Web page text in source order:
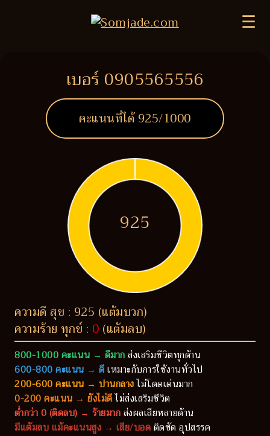
☰
เบอร์ 0905565556
คะแนนที่ได้925/1000
925
ความดี สุข : 925 (แต้มบวก)
ความร้าย ทุกข์ : 0 (แต้มลบ)
800-1000 คะแนน → ดีมากส่งเสริมชีวิตทุกด้าน
600-800 คะแนน → ดีเหมาะกับการใช้งานทั่วไป
200-600 คะแนน → ปานกลางไม่โดดเด่นมาก
0-200 คะแนน → ยังไม่ดีไม่ส่งเสริมชีวิต
ต่ำกว่า 0 (ติดลบ) → ร้ายมากส่งผลเสียหลายด้าน
มีแต้มลบ แม้คะแนนสูง → เสีย/บอดติดขัด อุปสรรค